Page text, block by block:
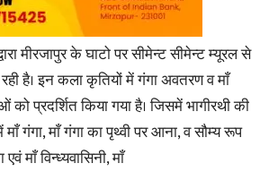
मीरजापुर के घाटो पर सीमेन्ट सीमेन्ट म्यूरल से
है। इन कला कृतियों में गंगा अवतरण व माँ
को प्रदर्शित किया गया है। जिसमें भागीरथी की
गंगा, माँ गंगा का पृथ्वी पर आना, व सौम्य रूप
माँ विन्ध्यवासिनी, माँ